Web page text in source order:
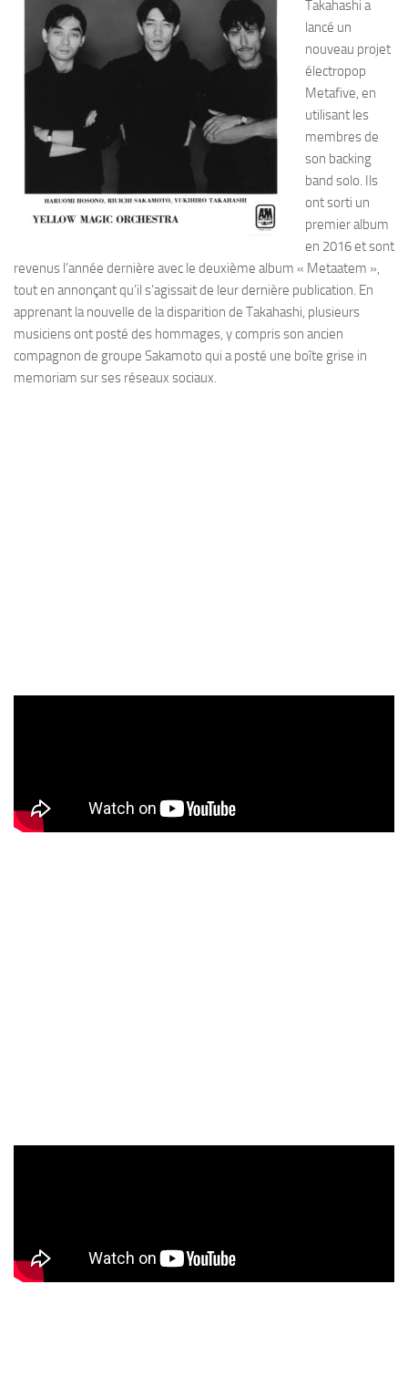
Takahashi a
lancé un
nouveau projet
électropop
Metafive, en
utilisant les
membres de
son backing
band solo. Ils
ont sorti un
premier album
en 2016 et sont
revenus l’année dernière avec le deuxième album « Metaatem »,
tout en annonçant qu’il s’agissait de leur dernière publication. En
apprenant la nouvelle de la disparition de Takahashi, plusieurs
musiciens ont posté des hommages, y compris son ancien
compagnon de groupe Sakamoto qui a posté une boîte grise in
memoriam sur ses réseaux sociaux.